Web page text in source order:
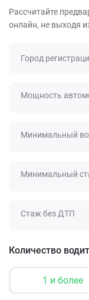
Рассчитайте
онлайн, не выходя
Город
Мощность
Минимальный
Минимальный
Стаж без ДТП
Количество
1 и более